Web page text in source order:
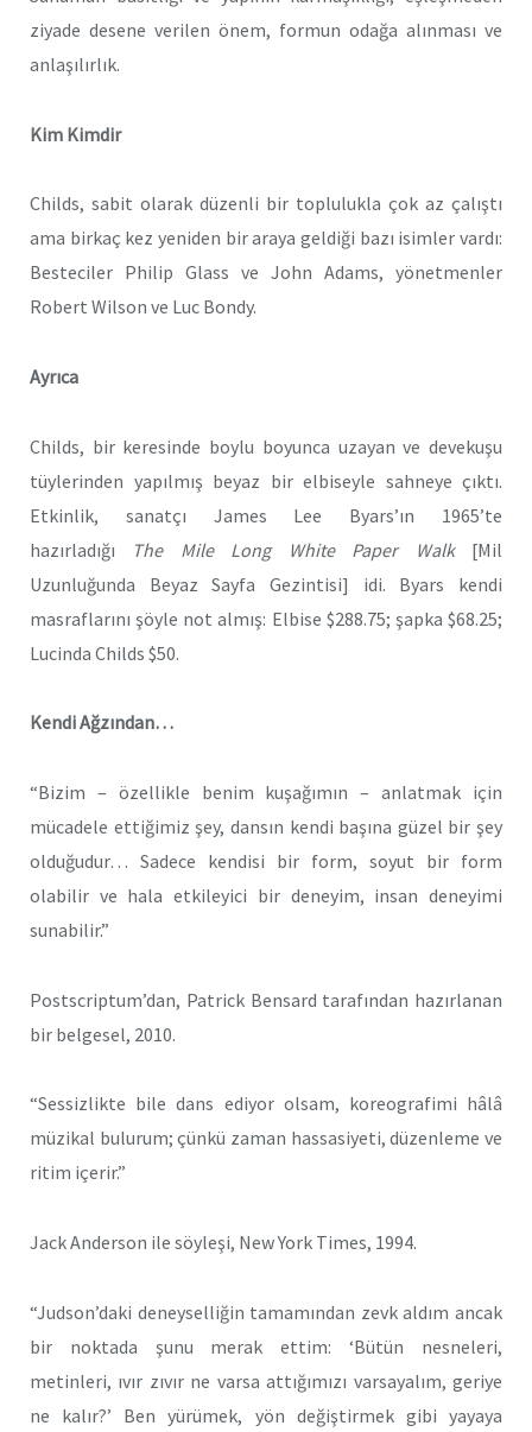
ziyade desene verilen önem, formun odağa alınması ve
anlaşılırlık.
Kim Kimdir
Childs, sabit olarak düzenli bir toplulukla çok az çalıştı
ama birkaç kez yeniden bir araya geldiği bazı isimler vardı:
Besteciler Philip Glass ve John Adams, yönetmenler
Robert Wilson ve Luc Bondy.
Ayrıca
Childs, bir keresinde boylu boyunca uzayan ve devekuşu
tüylerinden yapılmış beyaz bir elbiseyle sahneye çıktı.
Etkinlik, sanatçı James Lee Byars’ın 1965’te
hazırladığı
The Mile Long White Paper Walk[Mil
Uzunluğunda Beyaz Sayfa Gezintisi] idi. Byars kendi
masraflarını şöyle not almış: Elbise $288.75; şapka $68.25;
Lucinda Childs $50.
Kendi Ağzından…
“Bizim – özellikle benim kuşağımın – anlatmak için
mücadele ettiğimiz şey, dansın kendi başına güzel bir şey
olduğudur… Sadece kendisi bir form, soyut bir form
olabilir ve hala etkileyici bir deneyim, insan deneyimi
sunabilir.”
Postscriptum’dan, Patrick Bensard tarafından hazırlanan
bir belgesel, 2010.
“Sessizlikte bile dans ediyor olsam, koreografimi hâlâ
müzikal bulurum; çünkü zaman hassasiyeti, düzenleme ve
ritim içerir.”
Jack Anderson ile söyleşi, New York Times, 1994.
“Judson’daki deneyselliğin tamamından zevk aldım ancak
bir noktada şunu merak ettim: ‘Bütün nesneleri,
metinleri, ıvır zıvır ne varsa attığımızı varsayalım, geriye
ne kalır?’ Ben yürümek, yön değiştirmek gibi yayaya